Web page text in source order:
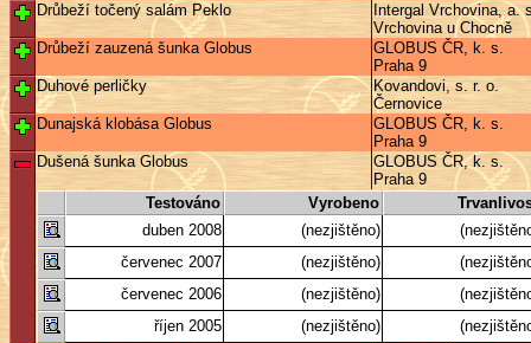
Drůbeží točený salám Peklo
Intergal Vrchovina, a.
Vrchovina u Chocně
Drůbeží zauzená šunka Globus
GLOBUS ČR, k. s.
Praha 9
Duhové perličky
Kovandovi, s. r. o.
Černovice
Dunajská klobása Globus
GLOBUS ČR, k. s.
Praha 9
Dušená šunka Globus
GLOBUS ČR, k. s.
Praha 9
Testováno
Vyrobeno
duben 2008
(nezjištěno)
červenec 2007
(nezjištěno)
červenec 2006
(nezjištěno)
říjen 2005
(nezjištěno)